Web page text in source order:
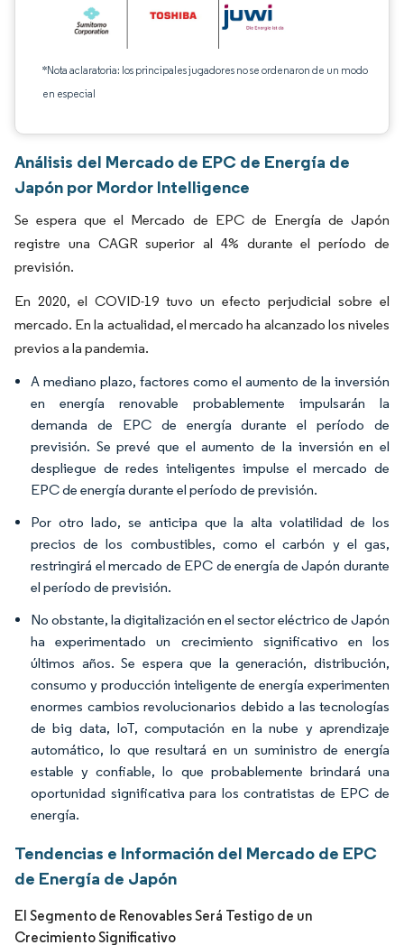
*Nota aclaratoria: los principales jugadores no se ordenaron de un modo
en especial
Análisis del Mercado de EPC de Energía de
Japón por Mordor Intelligence
Se espera que el Mercado de EPC de Energía de Japón
registre una CAGR superior al 4% durante el período de
previsión.
En 2020, el COVID-19 tuvo un efecto perjudicial sobre el
mercado. En la actualidad, el mercado ha alcanzado los niveles
previos a la pandemia.
A mediano plazo, factores como el aumento de la inversión
en energía renovable probablemente impulsarán la
demanda de EPC de energía durante el período de
previsión. Se prevé que el aumento de la inversión en el
despliegue de redes inteligentes impulse el mercado de
EPC de energía durante el período de previsión.
Por otro lado, se anticipa que la alta volatilidad de los
precios de los combustibles, como el carbón y el gas,
restringirá el mercado de EPC de energía de Japón durante
el período de previsión.
No obstante, la digitalización en el sector eléctrico de Japón
ha experimentado un crecimiento significativo en los
últimos años. Se espera que la generación, distribución,
consumo y producción inteligente de energía experimenten
enormes cambios revolucionarios debido a las tecnologías
de big data, IoT, computación en la nube y aprendizaje
automático, lo que resultará en un suministro de energía
estable y confiable, lo que probablemente brindará una
oportunidad significativa para los contratistas de EPC de
energía.
Tendencias e Información del Mercado de EPC
de Energía de Japón
El Segmento de Renovables Será Testigo de un
Crecimiento Significativo